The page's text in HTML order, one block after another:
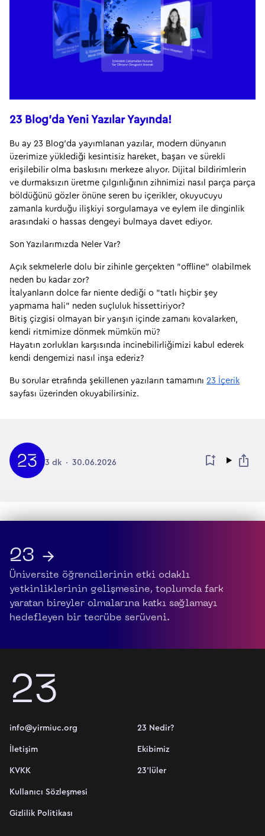
23 Blog’da Yeni Yazılar Yayında!
Bu ay 23 Blog’da yayımlanan yazılar, modern dünyanın
üzerimize yüklediği kesintisiz hareket, başarı ve sürekli
erişilebilir olma baskısını merkeze alıyor. Dijital bildirimlerin
ve durmaksızın üretme çılgınlığının zihnimizi nasıl parça parça
böldüğünü gözler önüne seren bu içerikler, okuyucuyu
zamanla kurduğu ilişkiyi sorgulamaya ve eylem ile dinginlik
arasındaki o hassas dengeyi bulmaya davet ediyor.
Son Yazılarımızda Neler Var?
Açık sekmelerle dolu bir zihinle gerçekten "offline" olabilmek
neden bu kadar zor?
İtalyanların dolce far niente dediği o "tatlı hiçbir şey
yapmama hali" neden suçluluk hissettiriyor?
Bitiş çizgisi olmayan bir yarışın içinde zamanı kovalarken,
kendi ritmimize dönmek mümkün mü?
Hayatın zorlukları karşısında incinebilirliğimizi kabul ederek
kendi dengemizi nasıl inşa ederiz?
Bu sorular etrafında şekillenen yazıların tamamını 23 İçerik
sayfası üzerinden okuyabilirsiniz.
3 dk 30.06.2026
23 →
Üniversite öğrencilerinin etki odaklı
yetkinliklerinin gelişmesine, toplumda fark
yaratan bireyler olmalarına katkı sağlamayı
hedefleyen bir tecrübe serüveni.
info@yirmiuc.org
İletişim
KVKK
Kullanıcı Sözleşmesi
Gizlilik Politikası
23 Nedir?
Ekibimiz
23'lüler